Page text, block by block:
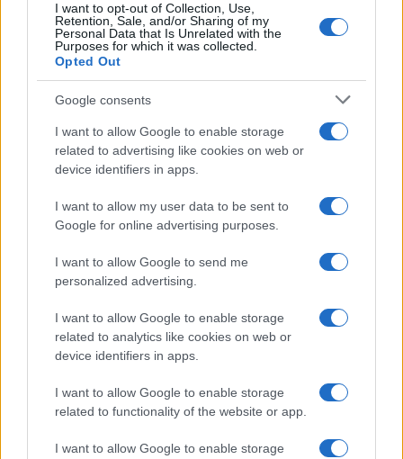
I want to opt-out of Collection, Use,
Retention, Sale, and/or Sharing of my
Personal Data that Is Unrelated with the
Purposes for which it was collected.
Opted Out
Google consents
I want to allow Google to enable storage
related to advertising like cookies on web or
device identifiers in apps.
I want to allow my user data to be sent to
Google for online advertising purposes.
I want to allow Google to send me
personalized advertising.
I want to allow Google to enable storage
related to analytics like cookies on web or
device identifiers in apps.
I want to allow Google to enable storage
related to functionality of the website or app.
I want to allow Google to enable storage
Meteo Olbia 9 agosto, temperature in calo
Salmo finisce in ospedale a Catania, ma il tour
va avanti: “Sicilia, ci sono”
Jovanotti, Gabry Ponte e Alfa: Olbia ombelico del
mondo per una notte
Giorgia Meloni a La Maddalena, la vicesindaco:
“Orgoglio e discrezione per visita privata̶…
Incendio nella notte a Olbia, a fuoco due furgoni
A fuoco un deposito con bombole, intervento dei